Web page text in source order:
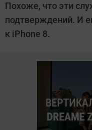
Похоже, что эти
подтверждений. И
к iPhone 8.